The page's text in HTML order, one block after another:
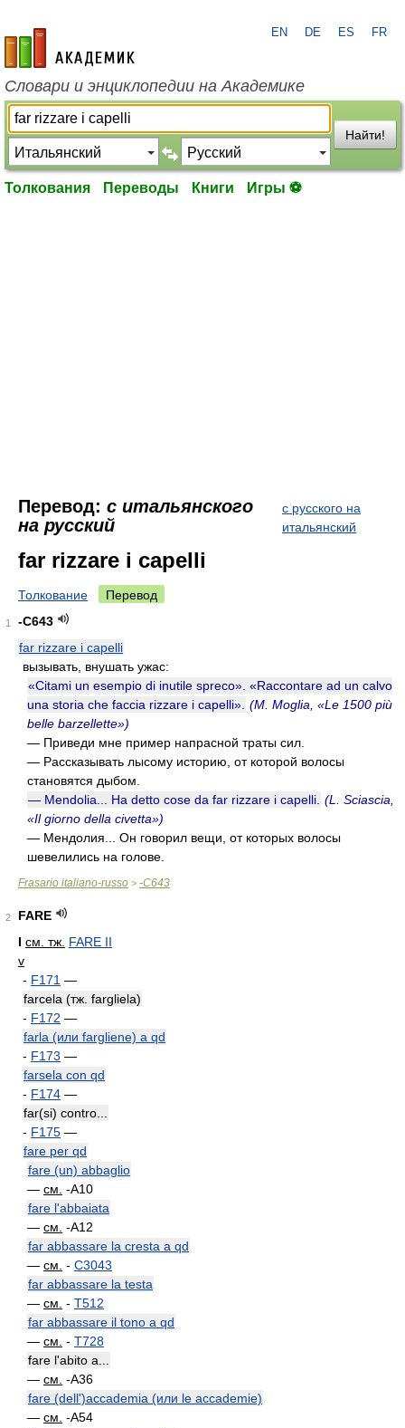
academic.ru
EN DE ES FR
Словари и энциклопедии на Академике
Найти!
Толкования Переводы Книги Игры ⚽
Перевод: с итальянского
на русский
с русского на
итальянский
far rizzare i capelli
Толкование Перевод
1
-C643
far rizzare i capelli
вызывать, внушать ужас:
«Citami un esempio di inutile spreco». «Raccontare ad un calvo
una storia che faccia rizzare i capelli». (M. Moglia, «Le 1500 più
belle barzellette»)
— Приведи мне пример напрасной траты сил.
— Рассказывать лысому историю, от которой волосы
становятся дыбом.
— Mendolia... Ha detto cose da far rizzare i capelli. (L. Sciascia,
«Il giorno della civetta»)
— Мендолия... Он говорил вещи, от которых волосы
шевелились на голове.
Frasario italiano-russo > -C643
2
FARE
I см. тж. FARE II
v
- F171 —
farcela (тж. fargliela)
- F172 —
farla (или fargliene) a qd
- F173 —
farsela con qd
- F174 —
far(si) contro...
- F175 —
fare per qd
fare (un) abbaglio
— см. -A10
fare l'abbaiata
— см. -A12
far abbassare la cresta a qd
— см. - C3043
far abbassare la testa
— см. - T512
far abbassare il tono a qd
— см. - T728
fare l'abito a...
— см. -A36
fare (dell')accademia (или le accademie)
— см. -A54